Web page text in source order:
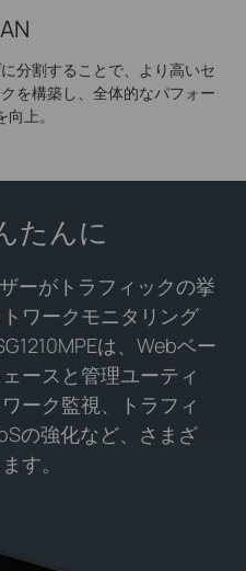
分割することで、より高いセ
を構築し、全体的なパフォー
上。
たんに
ーがトラフィックの挙
ワークモニタリング
は、Webベー
ースと管理ユーティ
ーク監視、トラフィ
の強化など、さまざ
す。